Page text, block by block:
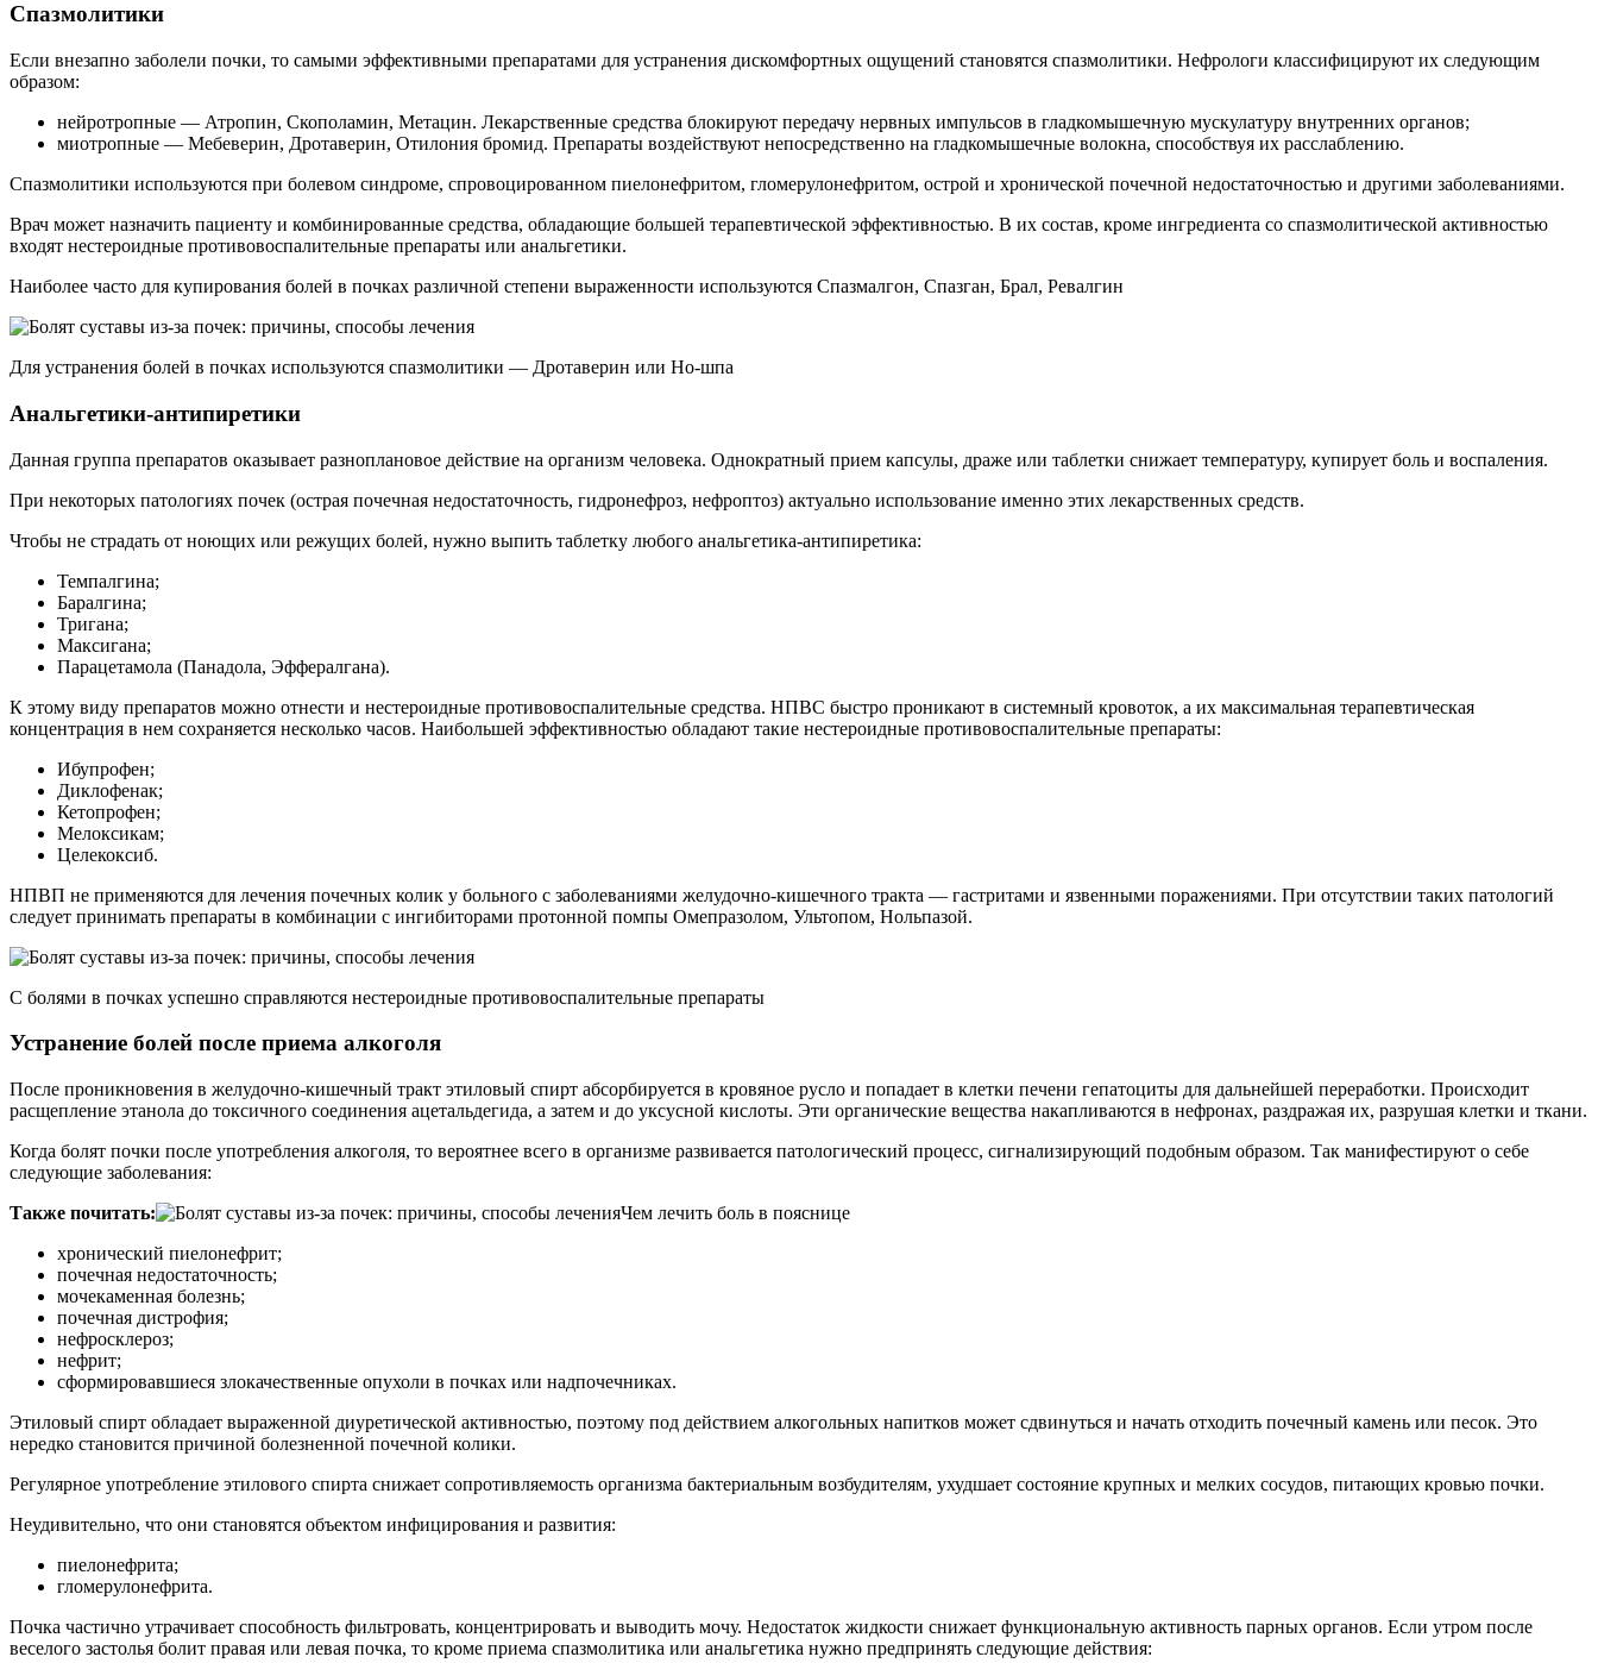
Спазмолитики
Если внезапно заболели почки, то самыми эффективными препаратами для устранения дискомфортных ощущений становятся спазмолитики. Нефрологи классифицируют их следующим
образом:
нейротропные — Атропин, Скополамин, Метацин. Лекарственные средства блокируют передачу нервных импульсов в гладкомышечную мускулатуру внутренних органов;
миотропные — Мебеверин, Дротаверин, Отилония бромид. Препараты воздействуют непосредственно на гладкомышечные волокна, способствуя их расслаблению.
Спазмолитики используются при болевом синдроме, спровоцированном пиелонефритом, гломерулонефритом, острой и хронической почечной недостаточностью и другими заболеваниями.
Врач может назначить пациенту и комбинированные средства, обладающие большей терапевтической эффективностью. В их состав, кроме ингредиента со спазмолитической активностью
входят нестероидные противовоспалительные препараты или анальгетики.
Наиболее часто для купирования болей в почках различной степени выраженности используются Спазмалгон, Спазган, Брал, Ревалгин
Для устранения болей в почках используются спазмолитики — Дротаверин или Но-шпа
Анальгетики-антипиретики
Данная группа препаратов оказывает разноплановое действие на организм человека. Однократный прием капсулы, драже или таблетки снижает температуру, купирует боль и воспаления.
При некоторых патологиях почек (острая почечная недостаточность, гидронефроз, нефроптоз) актуально использование именно этих лекарственных средств.
Чтобы не страдать от ноющих или режущих болей, нужно выпить таблетку любого анальгетика-антипиретика:
Темпалгина;
Баралгина;
Тригана;
Максигана;
Парацетамола (Панадола, Эффералгана).
К этому виду препаратов можно отнести и нестероидные противовоспалительные средства. НПВС быстро проникают в системный кровоток, а их максимальная терапевтическая
концентрация в нем сохраняется несколько часов. Наибольшей эффективностью обладают такие нестероидные противовоспалительные препараты:
Ибупрофен;
Диклофенак;
Кетопрофен;
Мелоксикам;
Целекоксиб.
НПВП не применяются для лечения почечных колик у больного с заболеваниями желудочно-кишечного тракта — гастритами и язвенными поражениями. При отсутствии таких патологий
следует принимать препараты в комбинации с ингибиторами протонной помпы Омепразолом, Ультопом, Нольпазой.
С болями в почках успешно справляются нестероидные противовоспалительные препараты
Устранение болей после приема алкоголя
После проникновения в желудочно-кишечный тракт этиловый спирт абсорбируется в кровяное русло и попадает в клетки печени гепатоциты для дальнейшей переработки. Происходит
расщепление этанола до токсичного соединения ацетальдегида, а затем и до уксусной кислоты. Эти органические вещества накапливаются в нефронах, раздражая их, разрушая клетки и ткани.
Когда болят почки после употребления алкоголя, то вероятнее всего в организме развивается патологический процесс, сигнализирующий подобным образом. Так манифестируют о себе
следующие заболевания:
Также почитать:
Чем лечить боль в пояснице
хронический пиелонефрит;
почечная недостаточность;
мочекаменная болезнь;
почечная дистрофия;
нефросклероз;
нефрит;
сформировавшиеся злокачественные опухоли в почках или надпочечниках.
Этиловый спирт обладает выраженной диуретической активностью, поэтому под действием алкогольных напитков может сдвинуться и начать отходить почечный камень или песок. Это
нередко становится причиной болезненной почечной колики.
Регулярное употребление этилового спирта снижает сопротивляемость организма бактериальным возбудителям, ухудшает состояние крупных и мелких сосудов, питающих кровью почки.
Неудивительно, что они становятся объектом инфицирования и развития:
пиелонефрита;
гломерулонефрита.
Почка частично утрачивает способность фильтровать, концентрировать и выводить мочу. Недостаток жидкости снижает функциональную активность парных органов. Если утром после
веселого застолья болит правая или левая почка, то кроме приема спазмолитика или анальгетика нужно предпринять следующие действия: